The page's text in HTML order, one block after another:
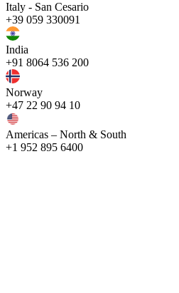
Italy - San Cesario
+39 059 330091
India
+91 8064 536 200
Norway
+47 22 90 94 10
Americas – North & South
+1 952 895 6400